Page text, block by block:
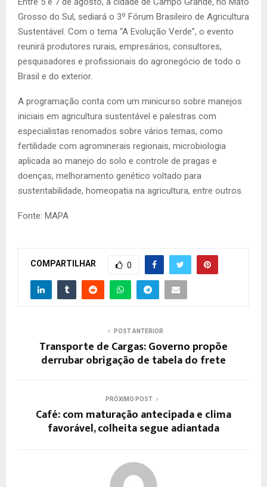
Grosso do Sul, sediará o 3º Fórum Brasileiro de Agricultura
Sustentável. Com o tema “A Evolução Verde”, o evento
reunirá produtores rurais, empresários, consultores,
pesquisadores e profissionais do agronegócio de todo o
Brasil e do exterior.
A programação conta com um minicurso sobre manejos
iniciais em agricultura sustentável e palestras com
especialistas renomados sobre vários temas, como
fertilidade com agrominerais regionais, microbiologia
aplicada ao manejo do solo e controle de pragas e
doenças, melhoramento genético voltado para
sustentabilidade, homeopatia na agricultura, entre outros.
Fonte: MAPA
COMPARTILHAR 0
POST ANTERIOR
Transporte de Cargas: Governo propõe
derrubar obrigação de tabela do frete
PRÓXIMO POST
Café: com maturação antecipada e clima
favorável, colheita segue adiantada